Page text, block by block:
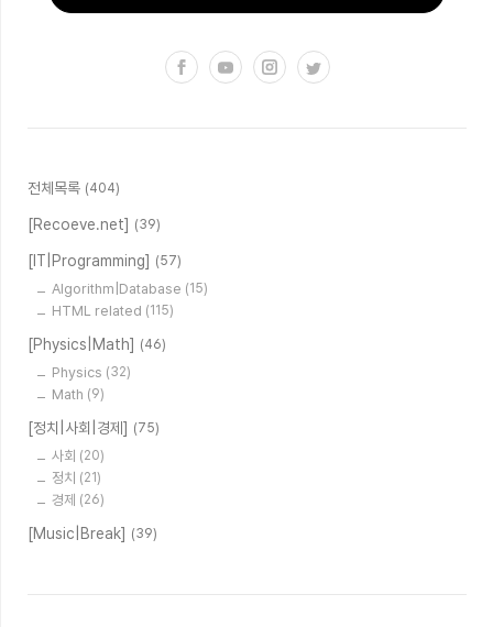
전체목록 (404)
[Recoeve.net] (39)
[IT|Programming] (57)
Algorithm|Database (15)
HTML related (115)
[Physics|Math] (46)
Physics (32)
Math (9)
[정치|사회|경제] (75)
사회 (20)
정치 (21)
경제 (26)
[Music|Break] (39)